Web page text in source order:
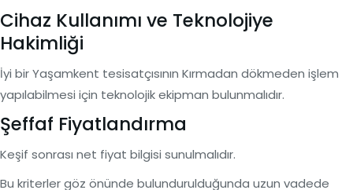
Cihaz Kullanımı ve Teknolojiye
Hakimliği
İyi bir Yaşamkent tesisatçısının Kırmadan dökmeden işlem
yapılabilmesi için teknolojik ekipman bulunmalıdır.
Şeffaf Fiyatlandırma
Keşif sonrası net fiyat bilgisi sunulmalıdır.
Bu kriterler göz önünde bulundurulduğunda uzun vadede